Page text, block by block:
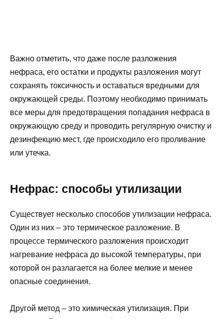
Важно отметить, что даже после разложения
нефраса, его остатки и продукты разложения могут
сохранять токсичность и оставаться вредными для
окружающей среды. Поэтому необходимо принимать
все меры для предотвращения попадания нефраса в
окружающую среду и проводить регулярную очистку и
дезинфекцию мест, где происходило его проливание
или утечка.
Нефрас: способы утилизации
Существует несколько способов утилизации нефраса.
Один из них – это термическое разложение. В
процессе термического разложения происходит
нагревание нефраса до высокой температуры, при
которой он разлагается на более мелкие и менее
опасные соединения.
Другой метод – это химическая утилизация. При